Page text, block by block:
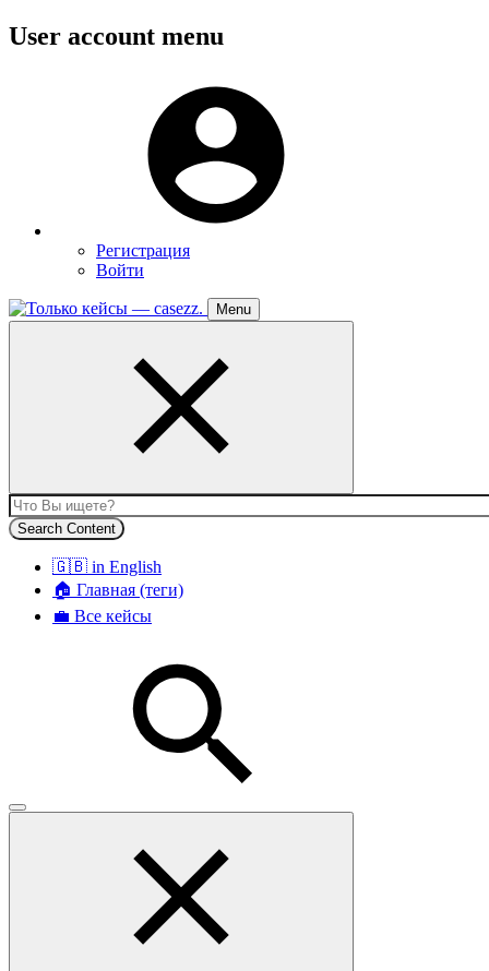
Перейти
к
User account menu
Регистрация
Войти
Menu
Toggle
Search Content
🇬🇧 in English
🏠 Главная (теги)
💼 Все кейсы